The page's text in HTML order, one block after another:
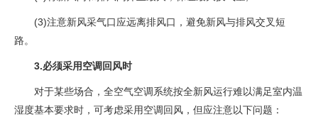
(3)注意新风采气口应远离排风口，避免新风与排风交叉短
路。
3.必须采用空调回风时
对于某些场合，全空气空调系统按全新风运行难以满足室内温
湿度基本要求时，可考虑采用空调回风，但应注意以下问题：